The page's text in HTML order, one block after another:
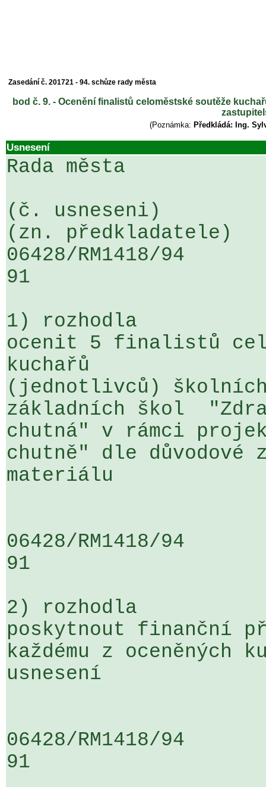
Zasedání č. 201721 - 94. schůze rady města
bod č. 9. - Ocenění finalistů celoměstské soutěže
(Poznámka: Předkládá: Ing.
Usnesení
Rada města
(č. usneseni)
(zn. předkladatele)
06428/RM1418/
91
1) rozhodla
ocenit 5 finalistů
kuchařů
(jednotlivců)
základních škol
chutná" v rámci
chutně" dle důvodové
materiálu
06428/RM1418/
91
2) rozhodla
poskytnout finanční
každému z oceněných
usnesení
06428/RM1418/
91